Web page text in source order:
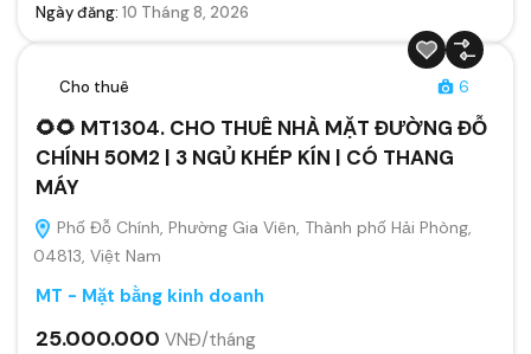
Ngày đăng: 10 Tháng 8, 2026
Cho thuê 6
🌻🌻 MT1304. CHO THUÊ NHÀ MẶT ĐƯỜNG ĐỖ
CHÍNH 50M2 | 3 NGỦ KHÉP KÍN | CÓ THANG
MÁY
Phố Đỗ Chính, Phường Gia Viên, Thành phố Hải Phòng,
04813, Việt Nam
MT - Mặt bằng kinh doanh
25.000.000 VNĐ/tháng